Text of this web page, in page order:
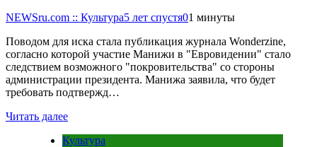
NEWSru.com :: Культура5 лет спустя01 минуты
Поводом для иска стала публикация журнала Wonderzine,
согласно которой участие Манижи в "Евровидении" стало
следствием возможного "покровительства" со стороны
администрации президента. Манижа заявила, что будет
требовать подтвержд…
Читать далее
Культура